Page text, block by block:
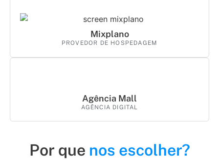
Mixplano
PROVEDOR DE HOSPEDAGEM
Agência Mall
AGÊNCIA DIGITAL
Por que nos escolher?